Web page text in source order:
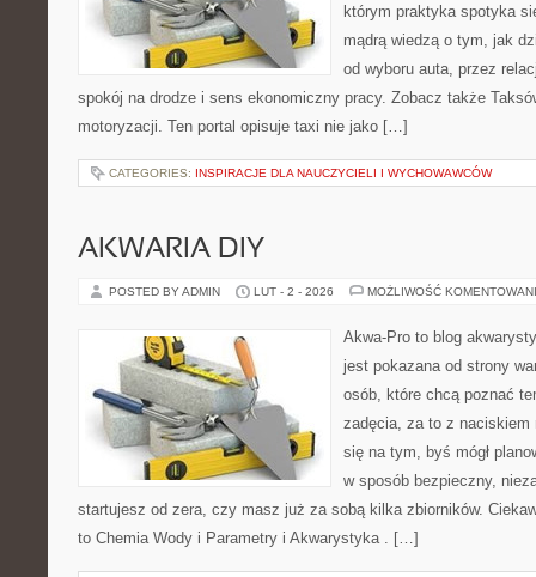
którym praktyka spotyka
mądrą wiedzą o tym, jak
od wyboru auta, przez
spokój na drodze i sens ekonomiczny pracy. Zobacz także
motoryzacji. Ten portal opisuje taxi nie jako […]
CATEGORIES: INSPIRACJE DLA NAUCZYCIELI I WYCHOWAWCÓW
AKWARIA DIY
POSTED BY ADMIN LUT - 2 - 2026 MOŻLIWOŚĆ
Akwa-Pro to blog
jest pokazana od strony
osób, które chcą poznać
zadęcia, za to z naciskiem
się na tym, byś mógł
w sposób bezpieczny,
startujesz od zera, czy masz już za sobą kilka zbiorników.
to Chemia Wody i Parametry i Akwarystyka . […]